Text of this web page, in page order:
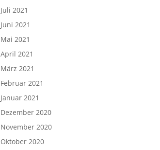
Juli 2021
Juni 2021
Mai 2021
April 2021
März 2021
Februar 2021
Januar 2021
Dezember 2020
November 2020
Oktober 2020